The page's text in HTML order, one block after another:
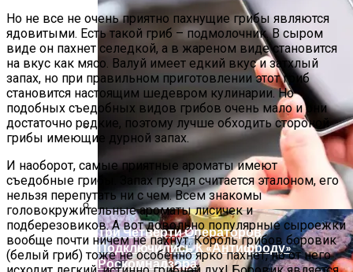
Палатка На Троих – Ваш Мобильный
Дом
Три Четверти Операторов
Подключились К «Антифроду»
Роскомнадзора
Но не все не очень приятно пахнущие грибы являются
ядовитыми. Есть такой гриб – подмолочник. В сыром
виде он пахнет селедкой, а в жареном виде становится
на вкус как мясо. Валуй имеет едкий вкус и затхлый
запах, но при правильном приготовлении этот гриб
становится настоящим шедевром кулинарии. Но
подобных съедобных видов грибов очень мало и они
достаточно редкие, поэтому лучше обходить стороной
грибы имеющие дурной запах.
И наоборот, самые приятные ароматы имеют
съедобные грибы. Запах груздя считается эталоном, его
нельзя перепутать ни с чем. Всем знакомы
головокружительные ароматы лисичек и
подберезовиков. А вот довольно популярные сыроежки
вообще почти ничем не пахнут. Король грибов боровик
(белый гриб) тоже не особенно ярко пахнет, но от него